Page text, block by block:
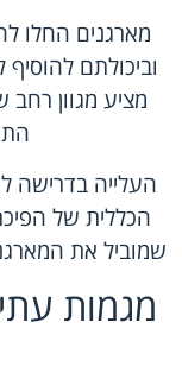
מארגנים החלו
וביכולתם להוסיף
מציע מגוון
העלייה בדרישה
הכללית של
שמוביל את
מגמות